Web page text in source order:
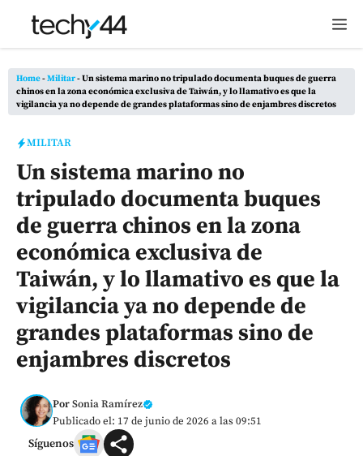
Saltar
Home-Militar-Un sistema marino no tripulado documenta buques de guerra
chinos en la zona económica exclusiva de Taiwán, y lo llamativo es que la
vigilancia ya no depende de grandes plataformas sino de enjambres discretos
MILITAR
Un sistema marino no
tripulado documenta buques
de guerra chinos en la zona
económica exclusiva de
Taiwán, y lo llamativo es que la
vigilancia ya no depende de
grandes plataformas sino de
enjambres discretos
PorSonia Ramírez
Publicado el: 17 de junio de 2026 a las 09:51
Síguenos